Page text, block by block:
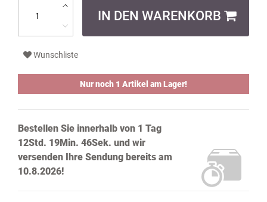
IN DEN WARENKORB
Wunschliste
Nur noch 1 Artikel am Lager!
Bestellen Sie innerhalb von 1 Tag
12Std. 19Min. 45Sek. und wir
versenden Ihre Sendung bereits am
10.8.2026!